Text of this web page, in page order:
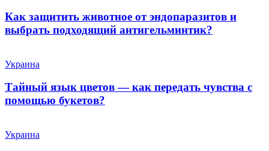
Как защитить животное от эндопаразитов и
выбрать подходящий антигельминтик?
Украина
Тайный язык цветов — как передать чувства с
помощью букетов?
Украина